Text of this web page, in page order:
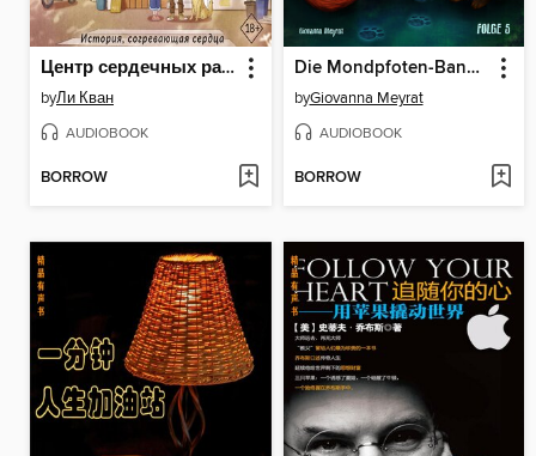
Центр сердечных разговоров
byЛи Кван
AUDIOBOOK
BORROW
Die Mondpfoten-Bande und ihre Abenteuer im Nachthain
byGiovanna Meyrat
AUDIOBOOK
BORROW